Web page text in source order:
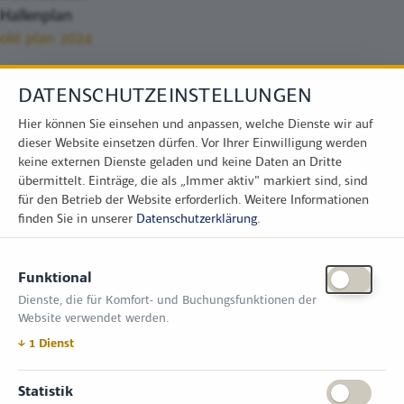
Hallenplan
old plan 2024
Zimper Media GmbH
Reinhardtstr. 31, 10117 Berlin
Tel.: +49 (0) 30 814 50 12 600
office@kommunal.de
ÖFFNUNGSZEITEN MESSE
DATENSCHUTZEINSTELLUNGEN
Hier können Sie einsehen und anpassen, welche Dienste wir auf
dieser Website einsetzen dürfen. Vor Ihrer Einwilligung werden
keine externen Dienste geladen und keine Daten an Dritte
übermittelt. Einträge, die als „Immer aktiv" markiert sind, sind
für den Betrieb der Website erforderlich. Weitere Informationen
finden Sie in unserer Datenschutzerklärung.
Funktional
Dienste, die für Komfort- und Buchungsfunktionen der
Website verwendet werden.
↓ 1 Dienst
Statistik